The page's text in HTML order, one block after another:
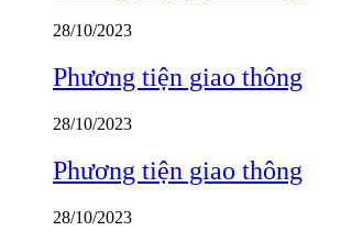
28/10/2023
Phương tiện giao thông
28/10/2023
Phương tiện giao thông
28/10/2023